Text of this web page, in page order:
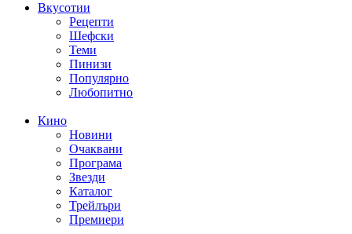
Вкусотии
Рецепти
Шефски
Теми
Пинизи
Популярно
Любопитно
Кино
Новини
Очаквани
Програма
Звезди
Каталог
Трейлъри
Премиери